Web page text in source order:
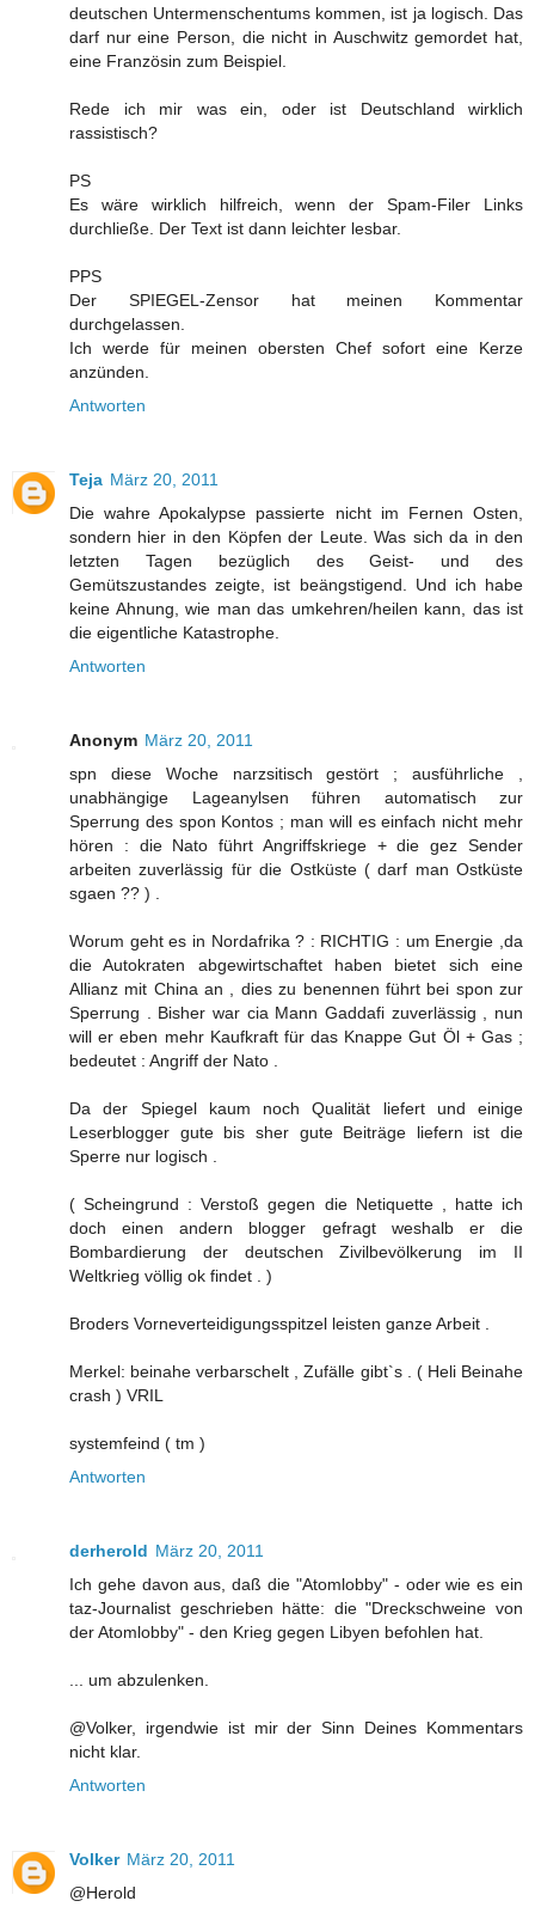
deutschen Untermenschentums kommen, ist ja logisch. Das
darf nur eine Person, die nicht in Auschwitz gemordet hat,
eine Französin zum Beispiel.
Rede ich mir was ein, oder ist Deutschland wirklich
rassistisch?
PS
Es wäre wirklich hilfreich, wenn der Spam-Filer Links
durchließe. Der Text ist dann leichter lesbar.
PPS
Der SPIEGEL-Zensor hat meinen Kommentar
durchgelassen.
Ich werde für meinen obersten Chef sofort eine Kerze
anzünden.
Antworten
Teja März 20, 2011
Die wahre Apokalypse passierte nicht im Fernen Osten,
sondern hier in den Köpfen der Leute. Was sich da in den
letzten Tagen bezüglich des Geist- und des
Gemütszustandes zeigte, ist beängstigend. Und ich habe
keine Ahnung, wie man das umkehren/heilen kann, das ist
die eigentliche Katastrophe.
Antworten
Anonym März 20, 2011
spn diese Woche narzsitisch gestört ; ausführliche ,
unabhängige Lageanylsen führen automatisch zur
Sperrung des spon Kontos ; man will es einfach nicht mehr
hören : die Nato führt Angriffskriege + die gez Sender
arbeiten zuverlässig für die Ostküste ( darf man Ostküste
sgaen ?? ) .
Worum geht es in Nordafrika ? : RICHTIG : um Energie ,da
die Autokraten abgewirtschaftet haben bietet sich eine
Allianz mit China an , dies zu benennen führt bei spon zur
Sperrung . Bisher war cia Mann Gaddafi zuverlässig , nun
will er eben mehr Kaufkraft für das Knappe Gut Öl + Gas ;
bedeutet : Angriff der Nato .
Da der Spiegel kaum noch Qualität liefert und einige
Leserblogger gute bis sher gute Beiträge liefern ist die
Sperre nur logisch .
( Scheingrund : Verstoß gegen die Netiquette , hatte ich
doch einen andern blogger gefragt weshalb er die
Bombardierung der deutschen Zivilbevölkerung im II
Weltkrieg völlig ok findet . )
Broders Vorneverteidigungsspitzel leisten ganze Arbeit .
Merkel: beinahe verbarschelt , Zufälle gibt`s . ( Heli Beinahe
crash ) VRIL
systemfeind ( tm )
Antworten
derherold März 20, 2011
Ich gehe davon aus, daß die "Atomlobby" - oder wie es ein
taz-Journalist geschrieben hätte: die "Dreckschweine von
der Atomlobby" - den Krieg gegen Libyen befohlen hat.
... um abzulenken.
@Volker, irgendwie ist mir der Sinn Deines Kommentars
nicht klar.
Antworten
Volker März 20, 2011
@Herold